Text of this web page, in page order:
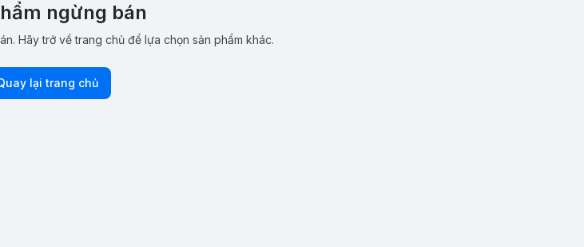
ngừng bán
Hãy trở về trang chủ để lựa chọn sản phẩm khác.
lại trang chủ